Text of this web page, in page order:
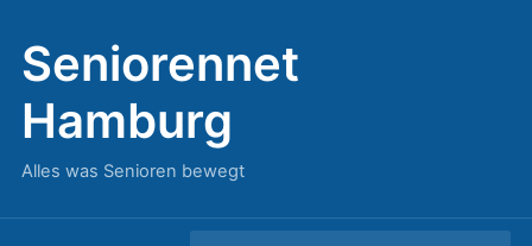
Seniorennet
Hamburg
Alles was Senioren bewegt